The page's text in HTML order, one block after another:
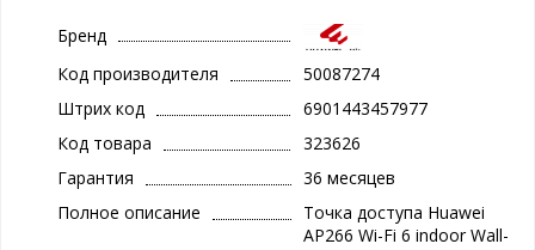
Бренд
Код производителя
50087274
Штрих код
6901443457977
Код товара
323626
Гарантия
36 месяцев
Полное описание
Точка доступа Huawei
AP266 Wi-Fi 6 indoor Wall-